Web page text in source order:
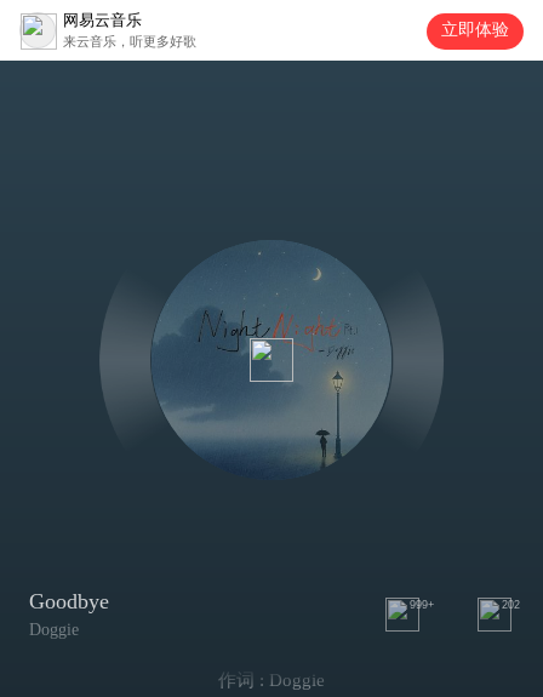
网易云音乐
来云音乐，听更多好歌
立即体验
Goodbye
Doggie
999+ 202
作词 : Doggie